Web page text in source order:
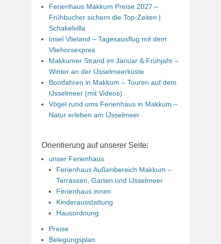
Ferienhaus Makkum Preise 2027 –
Frühbucher sichern die Top-Zeiten |
Schakelvilla
Insel Vlieland – Tagesausflug mit dem
Vliehorsexpres
Makkumer Strand im Januar & Frühjahr –
Winter an der IJsselmeerküste
Bootfahren in Makkum – Touren auf dem
IJsselmeer (mit Videos)
Vögel rund ums Ferienhaus in Makkum –
Natur erleben am IJsselmeer
Orientierung auf unserer Seite:
unser Ferienhaus
Ferienhaus Außenbereich Makkum –
Terrassen, Garten und IJsselmeer
Ferienhaus innen
Kinderausstattung
Hausordnung
Preise
Belegungsplan